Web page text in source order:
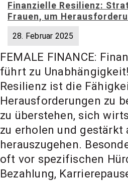
t
Finanzielle Resilienz:
Frauen, um
28. Februar 2025
FEMALE FINANCE:
führt zu
Resilienz ist die
Herausforderungen zu
zu überstehen, sich
zu erholen und gestärkt
herauszugehen.
oft vor spezifischen
Bezahlung,